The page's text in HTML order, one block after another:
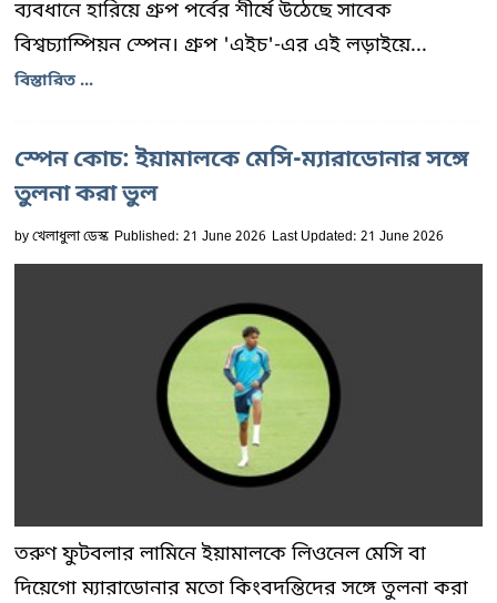
ব্যবধানে হারিয়ে গ্রুপ পর্বের শীর্ষে উঠেছে সাবেক
বিশ্বচ্যাম্পিয়ন স্পেন। গ্রুপ 'এইচ'-এর এই লড়াইয়ে...
বিস্তারিত ...
স্পেন কোচ: ইয়ামালকে মেসি-ম্যারাডোনার সঙ্গে
তুলনা করা ভুল
byখেলাধুলা ডেস্ক Published: 21 June 2026 Last Updated: 21 June 2026
তরুণ ফুটবলার লামিনে ইয়ামালকে লিওনেল মেসি বা
দিয়েগো ম্যারাডোনার মতো কিংবদন্তিদের সঙ্গে তুলনা করা